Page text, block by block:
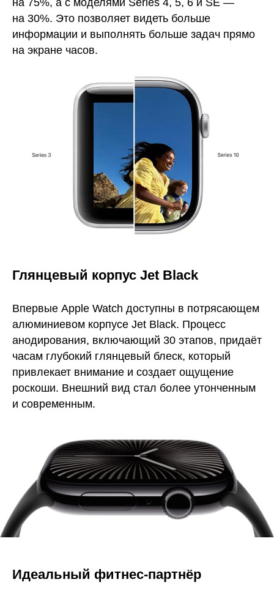
на 75%, а с моделями Series 4, 5, 6 и SE —
на 30%. Это позволяет видеть больше
информации и выполнять больше задач прямо
на экране часов.
Глянцевый корпус Jet Black
Впервые Apple Watch доступны в потрясающем
алюминиевом корпусе Jet Black. Процесс
анодирования, включающий 30 этапов, придаёт
часам глубокий глянцевый блеск, который
привлекает внимание и создает ощущение
роскоши. Внешний вид стал более утонченным
и современным.
Идеальный фитнес-партнёр